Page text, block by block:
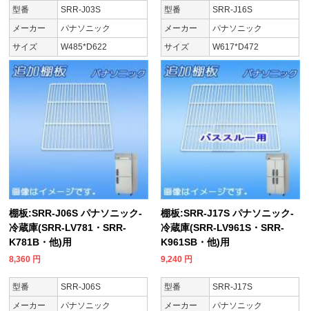
型番
SRR-J03S
メーカー
パナソニック
サイズ
W485*D622
型番
SRR-J16S
メーカー
パナソニック
サイズ
W617*D472
棚板:SRR-J06S パナソニック-
冷蔵庫(SRR-LV781・SRR-
K781B・他)用
8,360 円
型番
SRR-J06S
メーカー
パナソニック
棚板:SRR-J17S パナソニック-
冷蔵庫(SRR-LV961S・SRR-
K961SB・他)用
9,240 円
型番
SRR-J17S
メーカー
パナソニック